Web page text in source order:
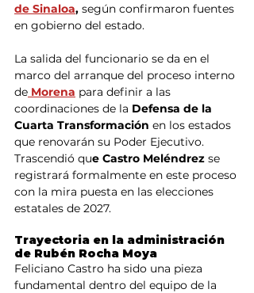
de Sinaloa, según confirmaron fuentes
en gobierno del estado.
La salida del funcionario se da en el
marco del arranque del proceso interno
de Morena para definir a las
coordinaciones de la Defensa de la
Cuarta Transformación en los estados
que renovarán su Poder Ejecutivo.
Trascendió que Castro Meléndrez se
registrará formalmente en este proceso
con la mira puesta en las elecciones
estatales de 2027.
Trayectoria en la administración
de Rubén Rocha Moya
Feliciano Castro ha sido una pieza
fundamental dentro del equipo de la